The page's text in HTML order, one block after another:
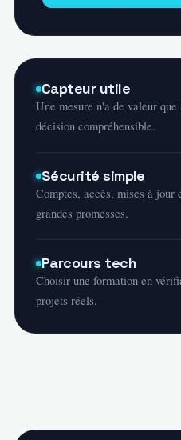
Capteur utile
Une mesure n'a de valeur
décision compréhensible.
Sécurité simple
Comptes, accès, mises à jour
grandes promesses.
Parcours tech
Choisir une formation en
projets réels.